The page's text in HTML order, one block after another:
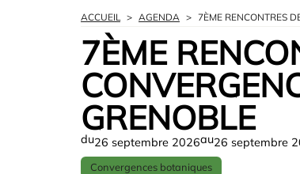
ACCUEIL > AGENDA > 7ÈME RENCONTRES
7ÈME
GRENOBLE
du26 septembre 2026au26 septembre
Convergences botaniques